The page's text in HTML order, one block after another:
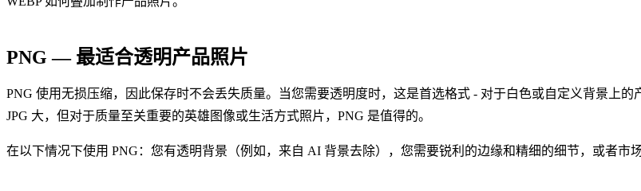
PNG — 最适合透明产品照片
PNG 使用无损压缩，因此保存时不会丢失质量。当您需要透明度时，这是首选格式 - 对于白色或自定义背景上
JPG 大，但对于质量至关重要的英雄图像或生活方式照片，PNG 是值得的。
在以下情况下使用 PNG：您有透明背景（例如，来自 AI 背景去除），您需要锐利的边缘和精细的细节，或者市